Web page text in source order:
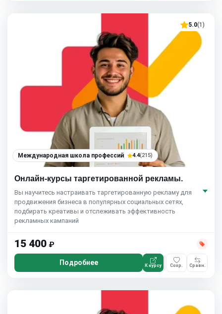
5.0(1)
Международная школа профессий 4.4(215)
Онлайн-курсы таргетированной рекламы.
Вы научитесь настраивать таргетированную рекламу для
продвижения бизнеса в популярных социальных сетях,
подбирать креативы и отслеживать эффективность
рекламных кампаний
15 400 ₽
Подробнее К курсу Сохр. Сравн.